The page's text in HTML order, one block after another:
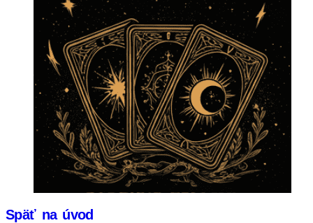
Späť na úvod